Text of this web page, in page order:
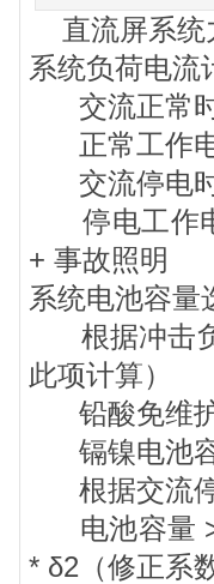
直流屏系
系统负荷电流
交流正常时
正常工作电
交流停电时
停电工作电
+ 事故照明
系统电池容量
根据冲击负
此项计算）
铅酸免维护
镉镍电池容
根据交流停
电池容量 >
* δ2（修正系